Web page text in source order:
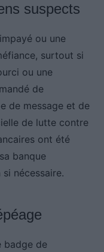
suspects
ou une
surtout si
ou une
de
de message et de
de lutte contre
ont été
banque
nécessaire.
badge de